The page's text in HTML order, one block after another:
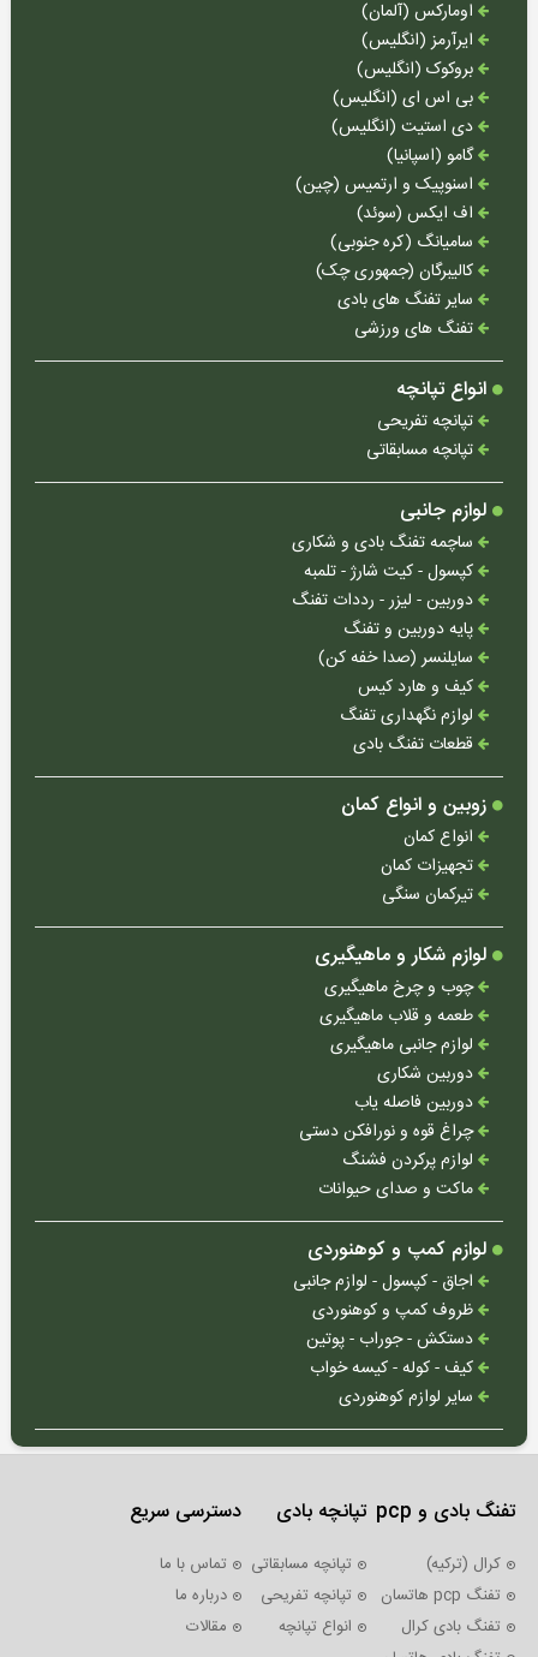
سایر
لوازم
کوهنوردی
اومارکس (آلمان)
ایرآرمز (انگلیس)
بروکوک (انگلیس)
بی اس ای (انگلیس)
دی استیت (انگلیس)
گامو (اسپانیا)
اسنوپیک و ارتمیس (چین)
اف ایکس (سوئد)
سامیانگ (کره جنوبی)
کالیبرگان (جمهوری چک)
سایر تفنگ های بادی
تفنگ های ورزشی
انواع تپانچه
تپانچه تفریحی
تپانچه مسابقاتی
لوازم جانبی
ساچمه تفنگ بادی و شکاری
کپسول - کیت شارژ - تلمبه
دوربین - لیزر - رددات تفنگ
پایه دوربین و تفنگ
سایلنسر (صدا خفه کن)
کیف و هارد کیس
لوازم نگهداری تفنگ
قطعات تفنگ بادی
زوبین و انواع کمان
انواع کمان
تجهیزات کمان
تیرکمان سنگی
لوازم شکار و ماهیگیری
چوب و چرخ ماهیگیری
طعمه و قلاب ماهیگیری
لوازم جانبی ماهیگیری
دوربین شکاری
دوربین فاصله یاب
چراغ قوه و نورافکن دستی
لوازم پرکردن فشنگ
ماکت و صدای حیوانات
لوازم کمپ و کوهنوردی
اجاق - کپسول - لوازم جانبی
ظروف کمپ و کوهنوردی
دستکش - جوراب - پوتین
کیف - کوله - کیسه خواب
سایر لوازم کوهنوردی
تفنگ بادی و pcp
کرال (ترکیه)
تفنگ pcp هاتسان
تفنگ بادی کرال
تپانچه بادی
تپانچه مسابقاتی
تپانچه تفریحی
انواع تپانچه
دسترسی سریع
تماس با ما
درباره ما
مقالات